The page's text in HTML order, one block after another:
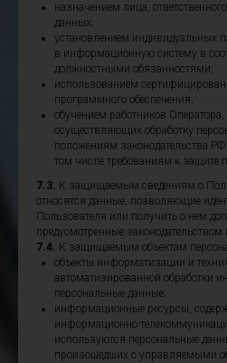
назначением лица,
данных;
установлением индивидуальных
в информационную систему в
должностными обязанностями;
использованием
программного обеспечения;
обучением работников Оператора,
осуществляющих обработку
положениям законодательства
том числе требованиям к защите
7.3. К защищаемым сведениям о
относятся данные, позволяющие
Пользователя или получить о нем
предусмотренные
7.4. К защищаемым объектам
объекты информатизации и
автоматизированной обработки
персональные данные;
информационные ресурсы,
информационно-
используются персональные
произошедших с управляемыми